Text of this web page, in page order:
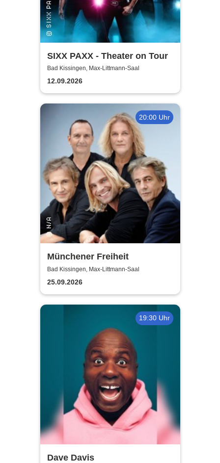
SIXX PAXX - Theater on Tour
Bad Kissingen, Max-Littmann-Saal
12.09.2026
20:00 Uhr
Münchener Freiheit
Bad Kissingen, Max-Littmann-Saal
25.09.2026
19:30 Uhr
Dave Davis